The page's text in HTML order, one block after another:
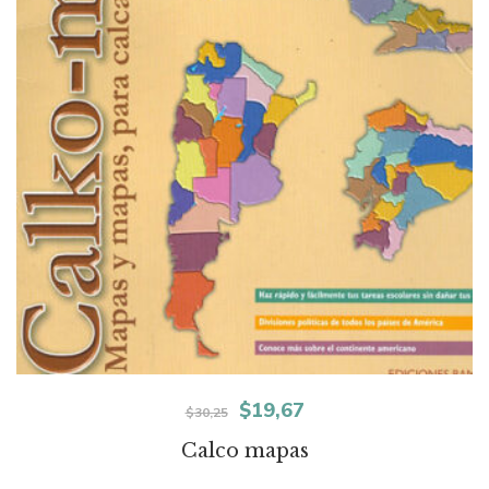
Calco mapas
$30,25
El
precio
$19,67El
precio